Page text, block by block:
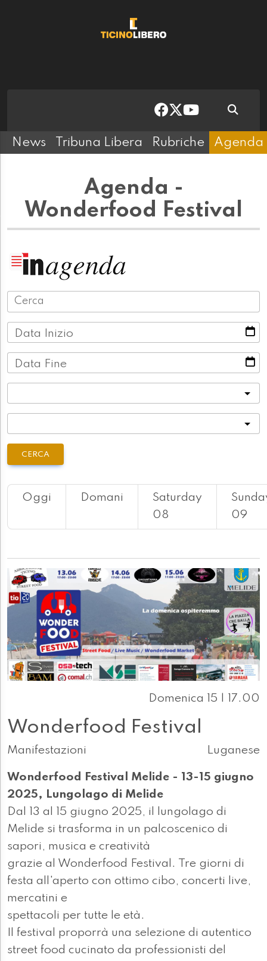
News Tribuna Libera Rubriche Agenda
Agenda -
Wonderfood Festival
Data Inizio
Data Fine
CERCA
Oggi Domani
Saturday
08
09
Domenica 15 | 17.00
Wonderfood Festival
Manifestazioni Luganese
Wonderfood Festival Melide - 13-15 giugno
2025, Lungolago di Melide
Dal 13 al 15 giugno 2025, il lungolago di
Melide si trasforma in un palcoscenico di
sapori, musica e creatività
grazie al Wonderfood Festival. Tre giorni di
festa all'aperto con ottimo cibo, concerti live,
mercatini e
spettacoli per tutte le età.
Il festival proporrà una selezione di autentico
street food cucinato da professionisti del